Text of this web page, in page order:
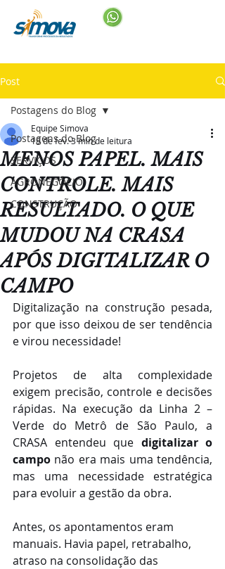
Post
Postagens do Blog
SERVIÇOS
AGRONEGÓCIO
CONSTRUÇÃO
Postagens do Blog
MENOS PAPEL. MAIS
CONTROLE. MAIS
RESULTADO. O QUE
MUDOU NA CRASA
APÓS DIGITALIZAR O
CAMPO
Equipe Simova
19 de fev.3 min de leitura
Digitalização na construção pesada,
por que isso deixou de ser tendência
e virou necessidade!
Projetos de alta complexidade
exigem precisão, controle e decisões
rápidas. Na execução da Linha 2 –
Verde do Metrô de São Paulo, a
CRASA entendeu que digitalizar o
campo não era mais uma tendência,
mas uma necessidade estratégica
para evoluir a gestão da obra.
Antes, os apontamentos eram
manuais. Havia papel, retrabalho,
atraso na consolidação das